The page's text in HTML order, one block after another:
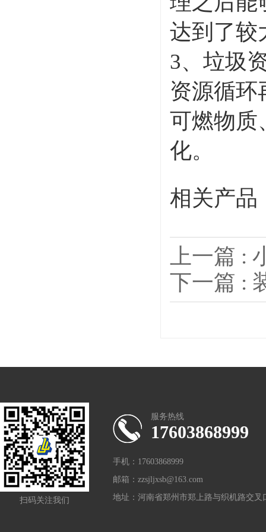
达到了较
3、垃圾
资源循环
可燃物质
化。
相关产品
上一篇 :
下一篇 :
扫码关注我们
服务热线
17603868999
手机：17603868999
邮箱：zzsjljxsb@163.com
地址：河南省郑州市郑上路与织机路交叉